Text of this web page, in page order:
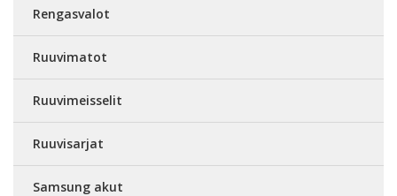
Rengasvalot
Ruuvimatot
Ruuvimeisselit
Ruuvisarjat
Samsung akut